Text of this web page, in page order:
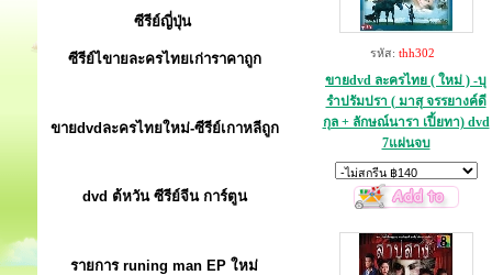
ซีรีย์ญี่ปุ่น
ซีรีย์ไขายละครไทยเก่าราคาถูก
ขายdvdละครไทยใหม่-ซีรีย์เกาหลีถูก
dvd ต้หวัน ซีรีย์จีน การ์ตูน
รายการ runing man EP ใหม่
รหัส: thh302
ขายdvd ละครไทย ( ใหม่ ) -บุ
รำปรัมปรา ( มาสุ จรรยางค์ดี
กุล + ลักษณ์นารา เปี้ยทา) dvd
7แผ่นจบ